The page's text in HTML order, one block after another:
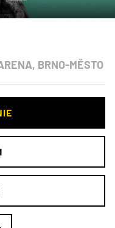
BRNO-MĚSTO